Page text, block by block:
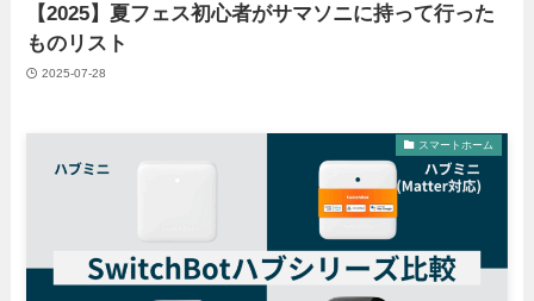
【2025】夏フェス初心者がサマソニに持って行った
ものリスト
2025-07-28
スマートホーム